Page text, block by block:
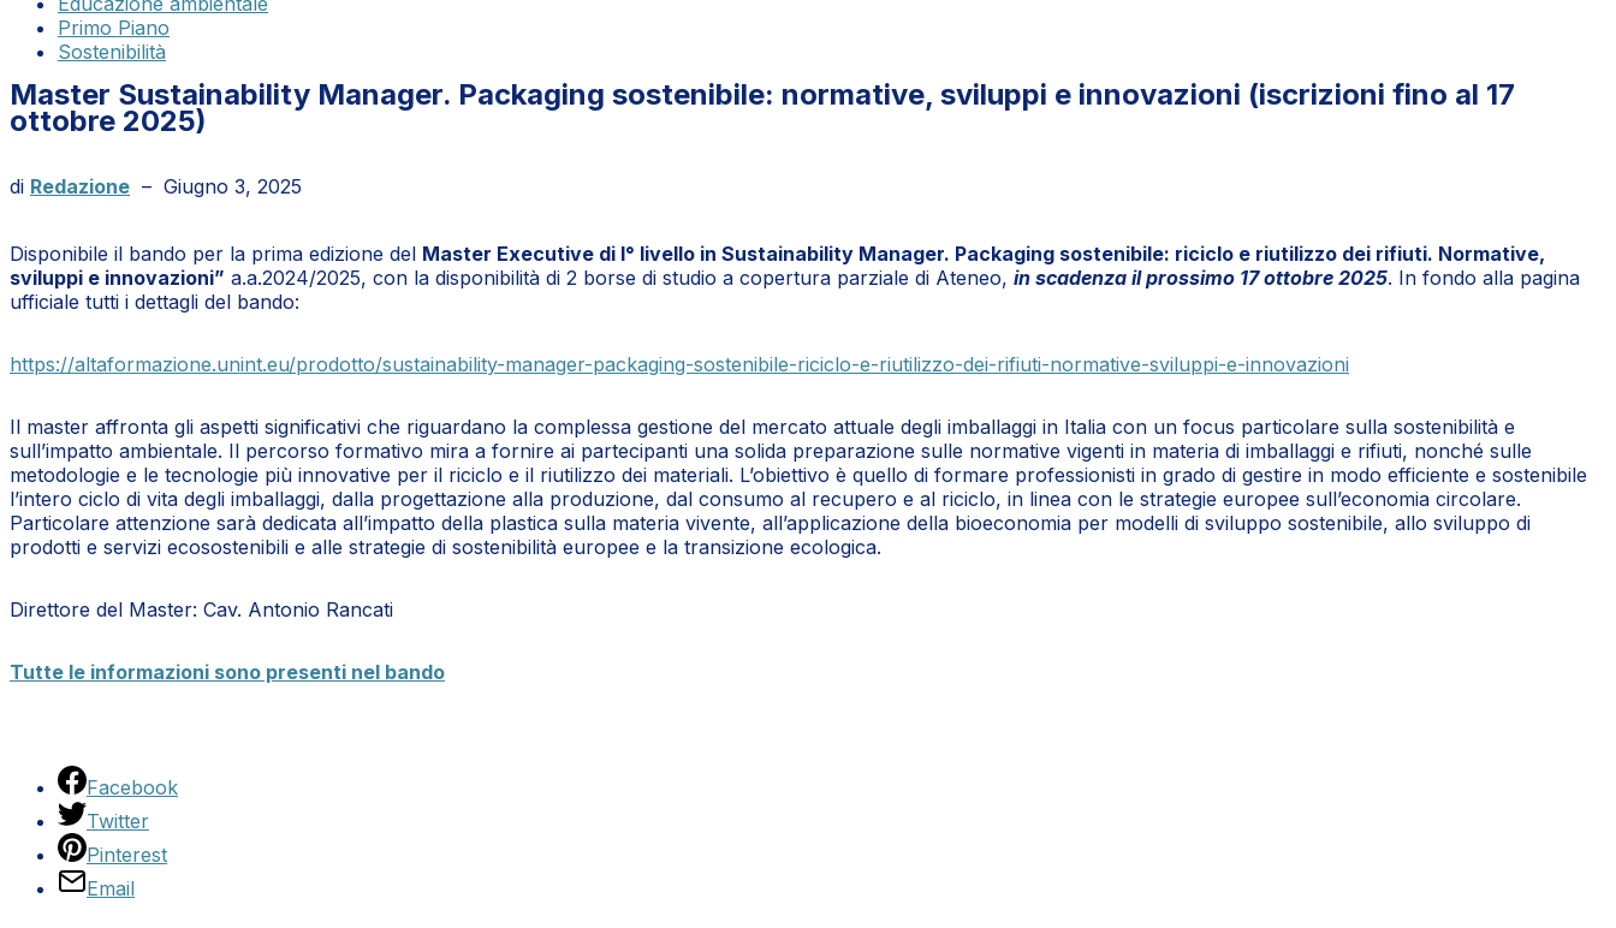
Primo Piano
Sostenibilità
Master Sustainability Manager. Packaging sostenibile: normative, sviluppi e innovazioni (iscrizioni fino al 17
ottobre 2025)
di Redazione – Giugno 3, 2025
Disponibile il bando per la prima edizione del Master Executive di I° livello in Sustainability Manager. Packaging sostenibile: riciclo e riutilizzo dei rifiuti. Normative,
sviluppi e innovazioni” a.a.2024/2025, con la disponibilità di 2 borse di studio a copertura parziale di Ateneo, in scadenza il prossimo 17 ottobre 2025. In fondo alla pagina
ufficiale tutti i dettagli del bando:
https://altaformazione.unint.eu/prodotto/sustainability-manager-packaging-sostenibile-riciclo-e-riutilizzo-dei-rifiuti-normative-sviluppi-e-innovazioni
Il master affronta gli aspetti significativi che riguardano la complessa gestione del mercato attuale degli imballaggi in Italia con un focus particolare sulla sostenibilità e
sull’impatto ambientale. Il percorso formativo mira a fornire ai partecipanti una solida preparazione sulle normative vigenti in materia di imballaggi e rifiuti, nonché sulle
metodologie e le tecnologie più innovative per il riciclo e il riutilizzo dei materiali. L’obiettivo è quello di formare professionisti in grado di gestire in modo efficiente e sostenibile
l’intero ciclo di vita degli imballaggi, dalla progettazione alla produzione, dal consumo al recupero e al riciclo, in linea con le strategie europee sull’economia circolare.
Particolare attenzione sarà dedicata all’impatto della plastica sulla materia vivente, all’applicazione della bioeconomia per modelli di sviluppo sostenibile, allo sviluppo di
prodotti e servizi ecosostenibili e alle strategie di sostenibilità europee e la transizione ecologica.
Direttore del Master: Cav. Antonio Rancati
Tutte le informazioni sono presenti nel bando
Facebook
Twitter
Pinterest
Email